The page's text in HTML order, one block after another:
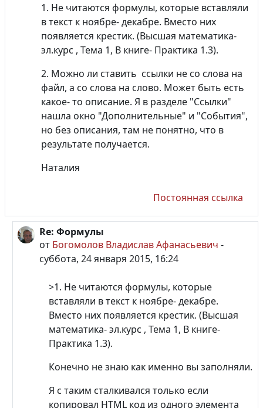
1. Не читаются формулы, которые вставляли
в текст к ноябре- декабре. Вместо них
появляется крестик. (Высшая математика-
эл.курс , Тема 1, В книге- Практика 1.3).
2. Можно ли ставить ссылки не со слова на
файл, а со слова на слово. Может быть есть
какое- то описание. Я в разделе "Ссылки"
нашла окно "Дополнительные" и "События",
но без описания, там не понятно, что в
результате получается.
Наталия
Постоянная ссылка
В ответ на Пользователь удален
Re: Формулы
от Богомолов Владислав Афанасьевич -
суббота, 24 января 2015, 16:24
>1. Не читаются формулы, которые
вставляли в текст к ноябре- декабре.
Вместо них появляется крестик. (Высшая
математика- эл.курс , Тема 1, В книге-
Практика 1.3).
Конечно не знаю как именно вы заполняли.
Я с таким сталкивался только если
копировал HTML код из одного элемента